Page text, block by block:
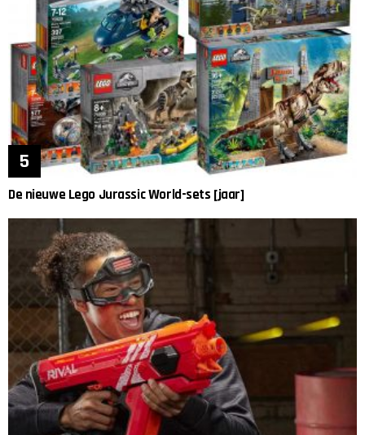
De nieuwe Lego Jurassic World-sets [jaar]